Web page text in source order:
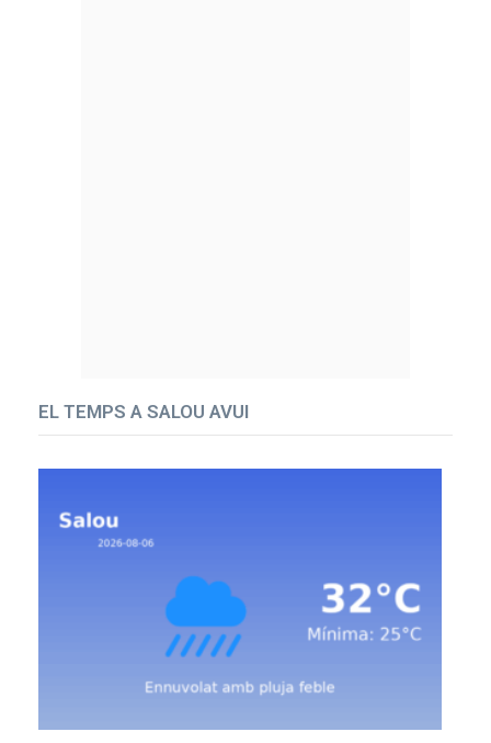
EL TEMPS A SALOU AVUI